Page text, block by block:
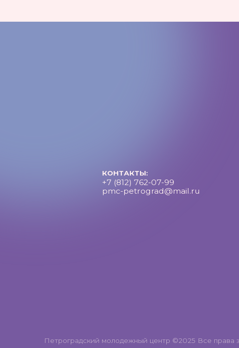
Петроградский молодежный центр ©2025 Все права
КОНТАКТЫ: